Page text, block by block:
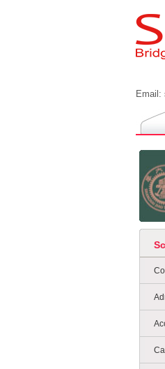
Email: